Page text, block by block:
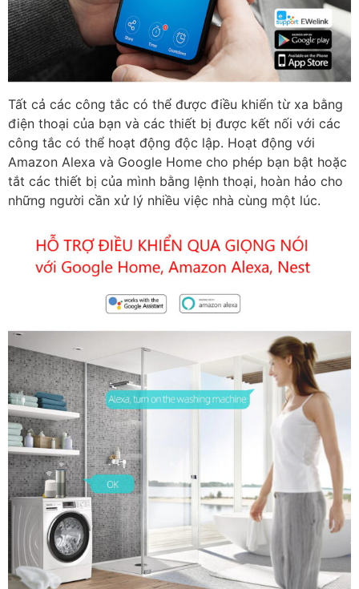
Tất cả các công tắc có thể được điều khiển từ xa bằng
điện thoại của bạn và các thiết bị được kết nối với các
công tắc có thể hoạt động độc lập. Hoạt động với
Amazon Alexa và Google Home cho phép bạn bật hoặc
tắt các thiết bị của mình bằng lệnh thoại, hoàn hảo cho
những người cần xử lý nhiều việc nhà cùng một lúc.